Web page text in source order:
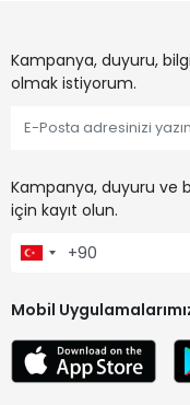
Kampanya, duyuru,
olmak istiyorum.
Kampanya, duyuru ve
için kayıt olun.
Mobil